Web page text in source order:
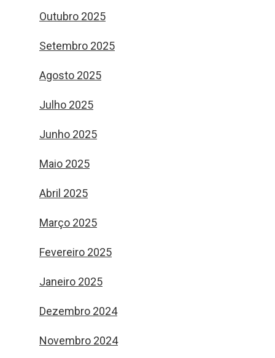
Outubro 2025
Setembro 2025
Agosto 2025
Julho 2025
Junho 2025
Maio 2025
Abril 2025
Março 2025
Fevereiro 2025
Janeiro 2025
Dezembro 2024
Novembro 2024